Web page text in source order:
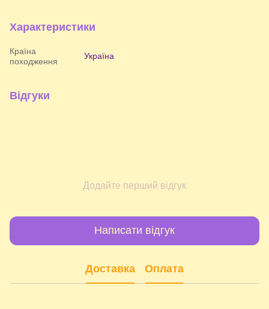
Характеристики
Країна
походження
Україна
Відгуки
Додайте перший відгук
Написати відгук
Доставка Оплата